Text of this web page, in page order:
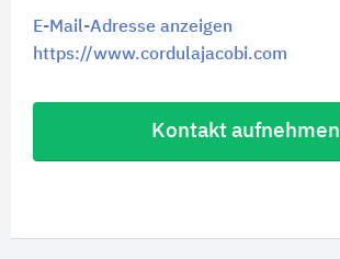
E-Mail-Adresse anzeigen
https://www.cordulajacobi.com
Kontakt aufnehmen